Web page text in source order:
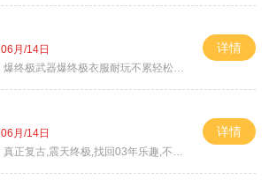
06月/14日
爆终极武器爆终极衣服耐玩不累轻松满级
详情
06月/14日
真正复古,震天终极,找回03年乐趣,不搞花里胡
详情